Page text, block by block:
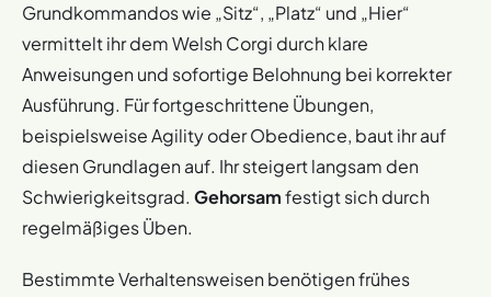
aber Geduld und Management aufgrund des
Hütetriebs.
Für den Familienalltag ist
etwasHundeerfahrunghilfreich, um demCharakter
Corgis gerecht zu werden. Engagierte Anfänger können
mit ihm zurechtkommen, benötigen aber Bereitschaft
zur konsequenten Erziehung.
führen.
Grundkommandos wie „Sitz“, „Platz“ und „Hier“
vermittelt ihr dem Welsh Corgi durch klare
Anweisungen und sofortige Belohnung bei korrekter
Ausführung. Für fortgeschrittene Übungen,
beispielsweise Agility oder Obedience, baut ihr auf
diesen Grundlagen auf. Ihr steigert langsam den
Schwierigkeitsgrad. Gehorsamfestigt sich durch
regelmäßiges Üben.
Bestimmte Verhaltensweisen benötigen frühes